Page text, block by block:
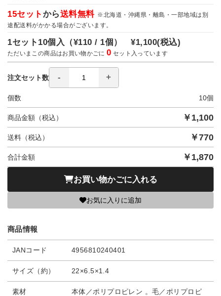
15セット から送料無料 ※北海道・沖縄県・離島・一部地域は別
途配送料がかかる場合がございます。
1セット10個入（¥110 / 1個）¥1,100(税込)
ただいまこの商品はお買い物かごに0 セット入っています
注文セット数
個数 10個
商品金額（税込） ￥ 1,100
送料（税込） ￥770
合計金額 ￥ 1,870
お買い物かごに入れる
お気に入りに追加
商品情報
JANコード 4956810240401
サイズ（約） 22×6.5×1.4
素材
本体／ポリプロピレン 。毛／ポリプロピ